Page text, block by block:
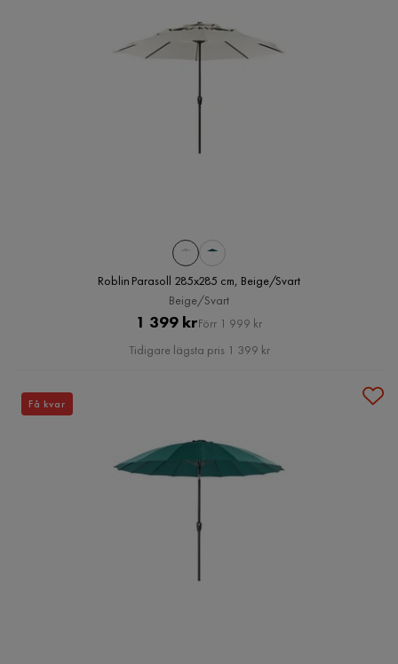
Roblin Parasoll 285x285 cm, Beige/Svart
Beige/Svart
Pris
1 399 krOriginal
Pris
Förr 1 999 kr
Tidigare lägsta pris 1 399 kr
Få kvar